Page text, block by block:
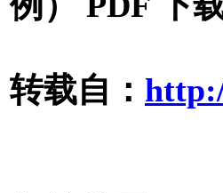
转载自：